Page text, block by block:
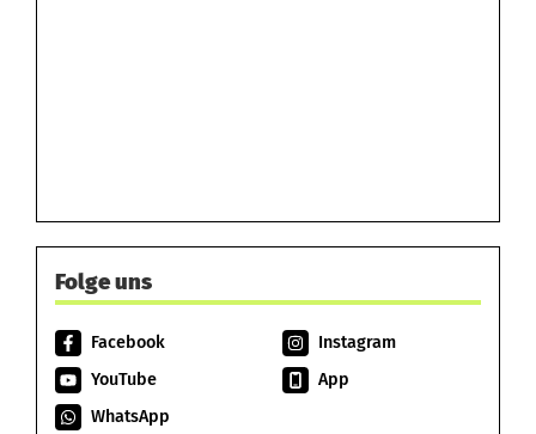
Folge uns
Facebook
Instagram
YouTube
App
WhatsApp